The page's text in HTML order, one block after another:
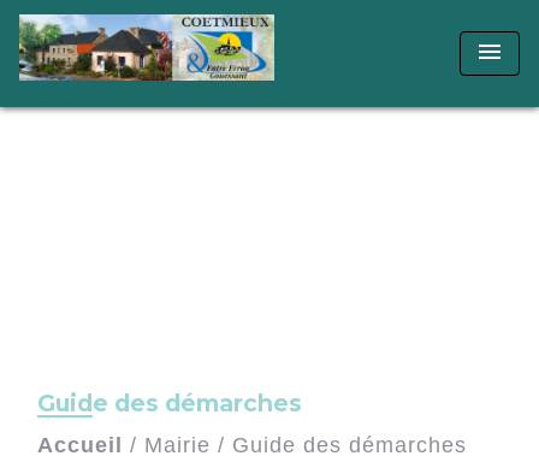
menu
Guide des démarches
Accueil / Mairie / Guide des démarches